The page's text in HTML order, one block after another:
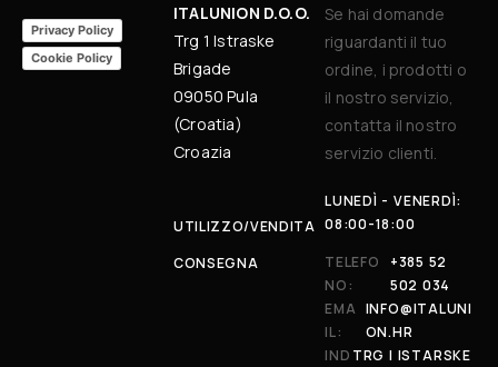
Privacy Policy
Cookie Policy
ITALUNION D.O.O.
Trg 1 Istraske
Brigade
09050 Pula
(Croatia)
Croazia
UTILIZZO/VENDITA
CONSEGNA
Se hai domande
riguardanti il tuo
ordine, i prodotti o
il nostro servizio,
contatta il nostro
servizio clienti.
LUNEDÌ - VENERDÌ:
08:00-18:00
TELEFO
NO:
+385 52
502 034
EMA
IL:
INFO@ITALUNI
ON.HR
IND TRG I ISTARSKE